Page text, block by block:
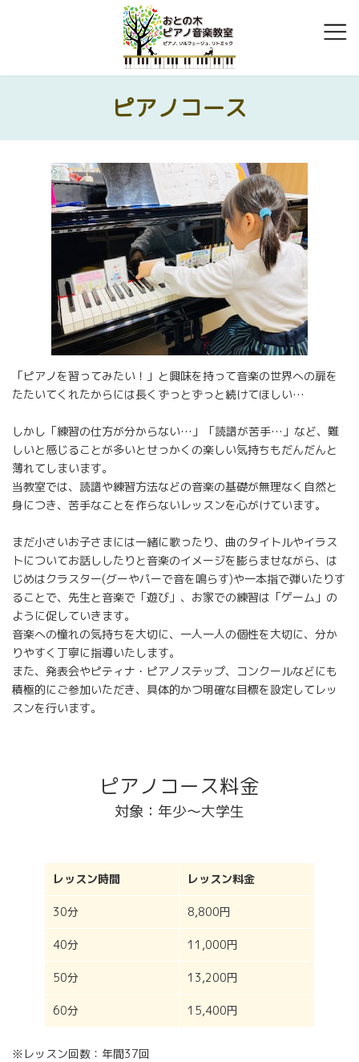
ピアノコース
「ピアノを習ってみたい！」と興味を持って音楽の世界への扉を
たたいてくれたからには長くずっとずっと続けてほしい…
しかし「練習の仕方が分からない…」「読譜が苦手…」など、難
しいと感じることが多いとせっかくの楽しい気持ちもだんだんと
薄れてしまいます。
当教室では、読譜や練習方法などの音楽の基礎が無理なく自然と
身につき、苦手なことを作らないレッスンを心がけています。
まだ小さいお子さまには一緒に歌ったり、曲のタイトルやイラス
トについてお話ししたりと音楽のイメージを膨らませながら、は
じめはクラスター(グーやパーで音を鳴らす)や一本指で弾いたりす
ることで、先生と音楽で「遊び」、お家での練習は「ゲーム」の
ように促していきます。
音楽への憧れの気持ちを大切に、一人一人の個性を大切に、分か
りやすく丁寧に指導いたします。
また、発表会やピティナ・ピアノステップ、コンクールなどにも
積極的にご参加いただき、具体的かつ明確な目標を設定してレッ
スンを行います。
ピアノコース料金
対象：年少～大学生
レッスン時間 レッスン料金
30分 8,800円
40分 11,000円
50分 13,200円
60分 15,400円
※レッスン回数：年間37回